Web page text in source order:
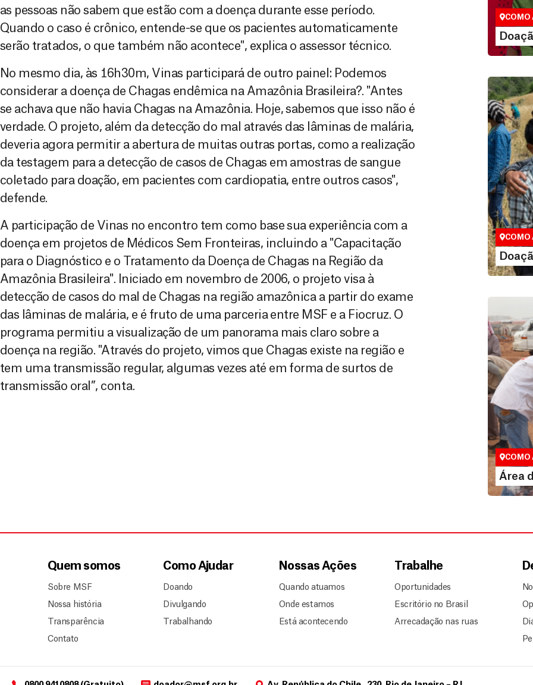
as pessoas não sabem que estão com a doença durante esse período.
Quando o caso é crônico, entende-se que os pacientes automaticamente
serão tratados, o que também não acontece", explica o assessor técnico.
No mesmo dia, às 16h30m, Vinas participará de outro painel: Podemos
considerar a doença de Chagas endêmica na Amazônia Brasileira?. "Antes
se achava que não havia Chagas na Amazônia. Hoje, sabemos que isso não é
verdade. O projeto, além da detecção do mal através das lâminas de malária,
deveria agora permitir a abertura de muitas outras portas, como a realização
da testagem para a detecção de casos de Chagas em amostras de sangue
coletado para doação, em pacientes com cardiopatia, entre outros casos",
defende.
A participação de Vinas no encontro tem como base sua experiência com a
doença em projetos de Médicos Sem Fronteiras, incluindo a "Capacitação
para o Diagnóstico e o Tratamento da Doença de Chagas na Região da
Amazônia Brasileira". Iniciado em novembro de 2006, o projeto visa à
detecção de casos do mal de Chagas na região amazônica a partir do exame
das lâminas de malária, e é fruto de uma parceria entre MSF e a Fiocruz. O
programa permitiu a visualização de um panorama mais claro sobre a
doença na região. "Através do projeto, vimos que Chagas existe na região e
tem uma transmissão regular, algumas vezes até em forma de surtos de
transmissão oral”, conta.
vidas em
COMO
Você
maneiras,
valor que
COMO
Área
Espaço
COMO
Área
Quem somos
Sobre MSF
Nossa história
Transparência
Contato
Como Ajudar
Doando
Divulgando
Trabalhando
Nossas Ações
Quando atuamos
Onde estamos
Está acontecendo
Trabalhe
Oportunidades
Escritório no Brasil
Arrecadação nas ruas